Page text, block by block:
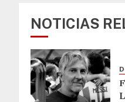
NOTICIAS